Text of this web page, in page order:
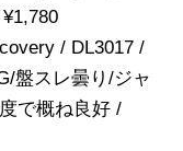
/ DL3017 /
盤スレ曇り/ジャ
で概ね良好 /